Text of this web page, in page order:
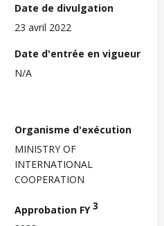
Date de divulgation
23 avril 2022
Date d'entrée en vigueur
N/A
Organisme d'exécution
MINISTRY OF
INTERNATIONAL
COOPERATION
Approbation FY3